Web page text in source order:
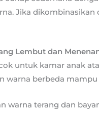
Jika
Lembut dan
untuk kamar anak
warna berbeda
warna terang dan